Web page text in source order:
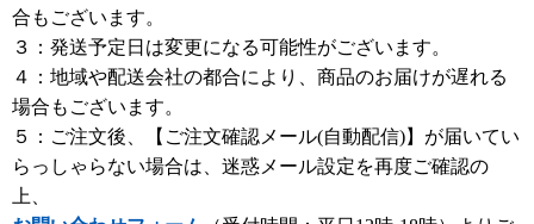
合もございます。
３：発送予定日は変更になる可能性がございます。
４：地域や配送会社の都合により、商品のお届けが遅れる
場合もございます。
５：ご注文後、【ご注文確認メール(自動配信)】が届いてい
らっしゃらない場合は、迷惑メール設定を再度ご確認の
上、